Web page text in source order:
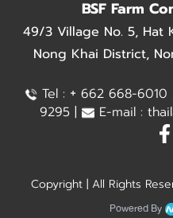
BSF Farm
49/3 Village No. 5, Hat
Nong Khai District,
Tel : + 662 668-
9295 |
E-mail :
Copyright | All Rights
Powered By